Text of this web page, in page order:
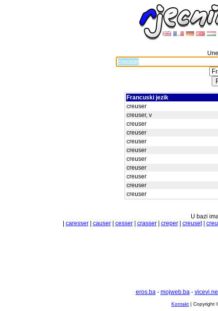
Francuski jezik
creuser
creuser, v
creuser
creuser
creuser
creuser
creuser
creuser
creuser
creuser
creuser
U bazi
caresser| causer| cesser| crasser| creper| creuset|
eros.ba- mojweb.ba-
Kontakt | Copyright